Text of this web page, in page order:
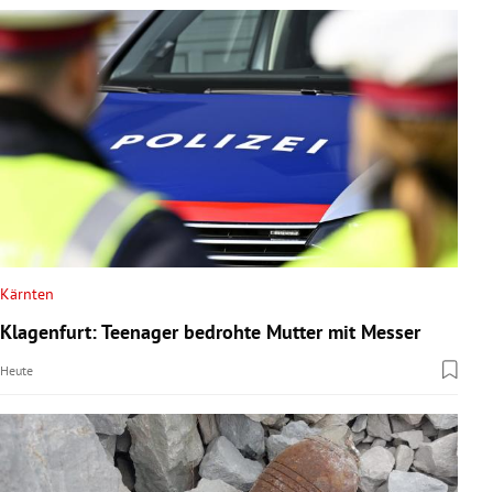
Untermenü
Untermenü
Untermenü
Untermenü
Kärnten
Klagenfurt: Teenager bedrohte Mutter mit Messer
Heute